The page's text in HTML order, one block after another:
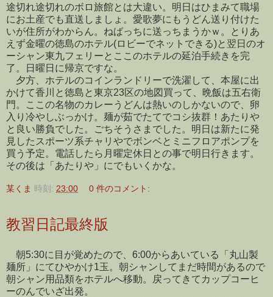
途切れ途切れのボロ旅館とは大違い。明日はひまみて職場
にお土産でも直送しましょ。愛歌夢にもうどん送り付けた
いが住所がわからん。ねばっちに送っちまうかｗ。とりあ
えず金曜の徳島のホテル(ロビーでネットできる)と翌日のオ
ーシャン東九フェリーとここのホテルの延泊手続きを完
了。日曜日に帰京ですな。
夕方、ホテルのコインランドリーで洗濯して、本屋に出
かけて香川と徳島と東京23区の地図買って、晩飯は五右衛
門。ここの名物のカレーうどんは熱いのしかないので、卵
入り冷やしぶっかけ。麺が茹でたてでコシ抜群！あたりや
と良い勝負でした。ごちそうさまでした。明日は新たに発
見したスポーツ系チャリやでボンベとミニフロアポンプを
買う予定。電話したら月曜定休日との事で明日行きます。
その後は「あたりや」にでもいくかな。
某くま 時刻: 23:00 0 件のコメント:
教習日記最終版
朝5:30に目が覚めたので、6:00からあいている「丸山製
麺所」にてひやかけ1玉。朝シャンしてまだ時間があるので
朝シャン用品類をホテルへ移動。戻ってきてカップコーヒ
ーのんでいざ出発。